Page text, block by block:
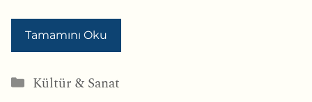
Tamamını Oku
Kategoriler
Kültür & Sanat